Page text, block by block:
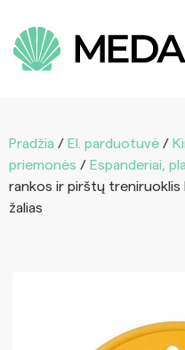
Pradžia / El. parduotuvė /
priemonės / Espanderiai,
rankos ir pirštų treniruoklis
žalias